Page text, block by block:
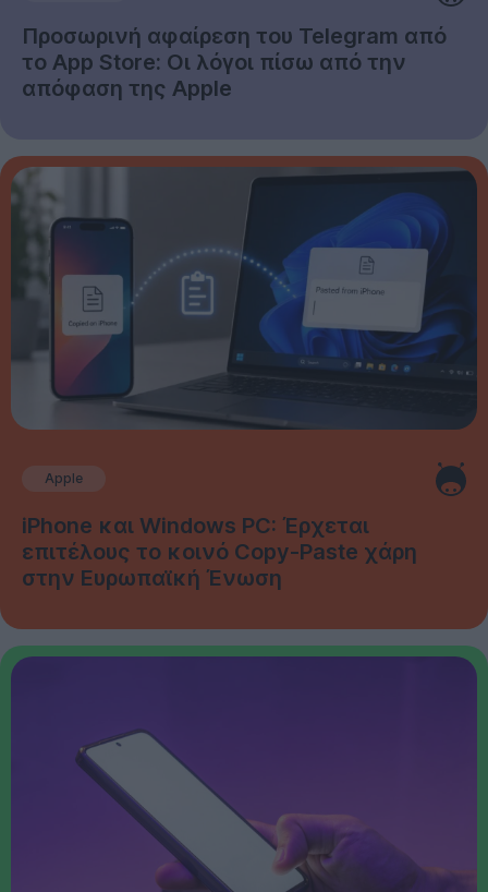
Προσωρινή αφαίρεση του Telegram από
το App Store: Οι λόγοι πίσω από την
απόφαση της Apple
Apple
iPhone και Windows PC: Έρχεται
επιτέλους το κοινό Copy-Paste χάρη
στην Ευρωπαϊκή Ένωση